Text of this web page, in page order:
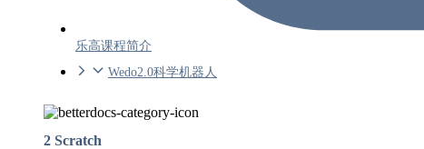
乐高课程简介
Wedo2.0科学机器人
2 Scratch